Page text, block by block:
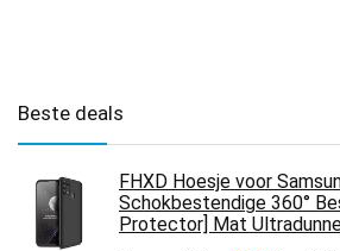
Beste deals
FHXD Hoesje voor
Schokbestendige 360°
Protector] Mat